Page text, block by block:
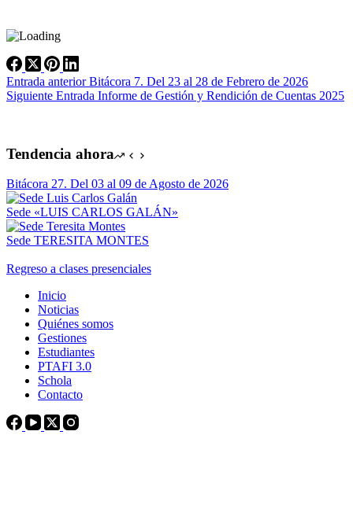
Entrada anteriorBitácora 7. Del 23 al 28 de Febrero de 2026
Siguiente Entrada Informe de Gestión y Rendición de Cuentas 2025
Tendencia ahora
Bitácora 27. Del 03 al 09 de Agosto de 2026
Sede «LUIS CARLOS GALÁN»
Sede TERESITA MONTES
Regreso a clases presenciales
Inicio
Noticias
Quiénes somos
Gestiones
Estudiantes
PTAFI 3.0
Schola
Contacto